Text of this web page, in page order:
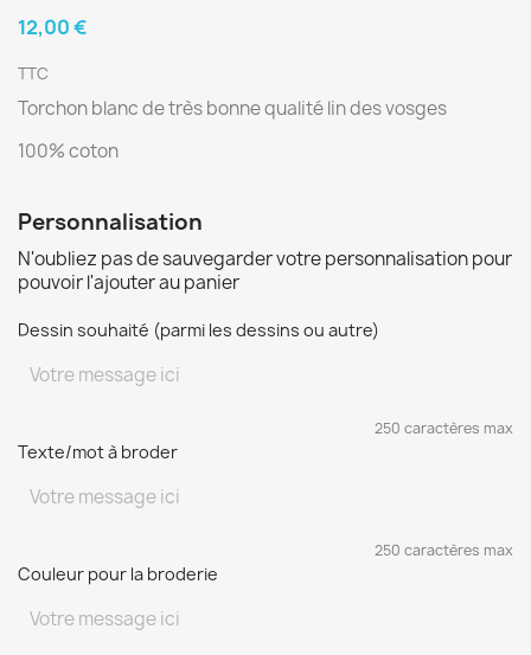
12,00 €
TTC
Torchon blanc de très bonne qualité lin des vosges
100% coton
Personnalisation
N'oubliez pas de sauvegarder votre personnalisation pour
pouvoir l'ajouter au panier
Dessin souhaité (parmi les dessins ou autre)
250 caractères max
Texte/mot à broder
250 caractères max
Couleur pour la broderie